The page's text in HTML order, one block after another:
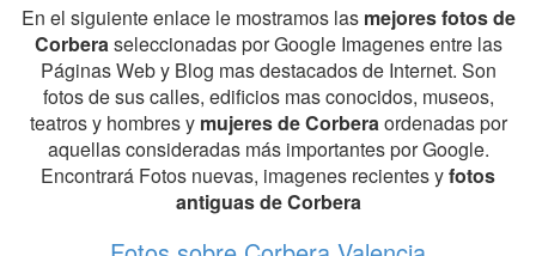
En el siguiente enlace le mostramos las mejores fotos de
Corberaseleccionadas por Google Imagenes entre las
Páginas Web y Blog mas destacados de Internet. Son
fotos de sus calles, edificios mas conocidos, museos,
teatros y hombres y mujeres de Corberaordenadas por
aquellas consideradas más importantes por Google.
Encontrará Fotos nuevas, imagenes recientes yfotos
antiguas de Corbera